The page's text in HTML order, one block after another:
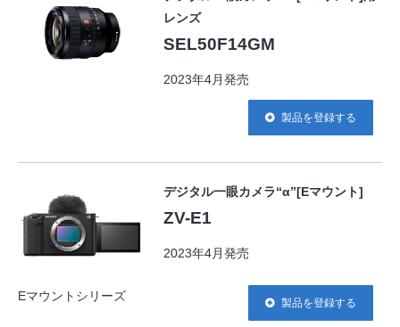
レンズ
SEL50F14GM
2023年4月発売
製品を登録する
デジタル一眼カメラ“α”[Eマウント]
ZV-E1
2023年4月発売
Eマウントシリーズ 製品を登録する